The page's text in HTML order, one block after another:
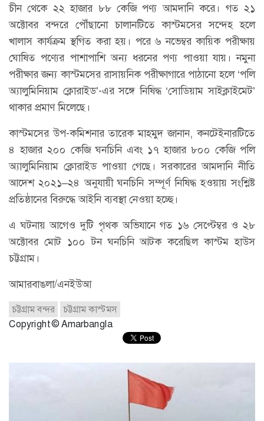
চীন থেকে ২২ হাজার ৮৮ কেজি পণ্য আমদানি করে। গত ২১
অক্টোবর বন্দরে পৌঁছানো চালানটিতে কাস্টমসের সন্দেহ হলে
খালাস কার্যক্রম স্থগিত করা হয়। পরে ৬ নভেম্বর কায়িক পরীক্ষায়
ঘোষিত পণ্যের পাশাপাশি অন্য ধরনের পণ্য পাওয়া যায়। নমুনা
পরীক্ষার জন্য কাস্টমসের রাসায়নিক পরীক্ষাগারে পাঠানো হলে ‘পলি
অ্যালুমিনিয়াম ক্লোরাইড’-এর সঙ্গে নিষিদ্ধ ‘সোডিয়াম সাইক্লাইমেট’
থাকার প্রমাণ মিলেছে।
কাস্টমসের উপ-কমিশনার তারেক মাহমুদ জানান, কনটেইনারটিতে
৪ হাজার ২০০ কেজি ঘনচিনি এবং ১৭ হাজার ৮০০ কেজি পলি
অ্যালুমিনিয়াম ক্লোরাইড পাওয়া গেছে। সরকারের আমদানি নীতি
আদেশ ২০২১–২৪ অনুযায়ী ঘনচিনি সম্পূর্ণ নিষিদ্ধ হওয়ায় সংশ্লিষ্ট
প্রতিষ্ঠানের বিরুদ্ধে আইনি ব্যবস্থা নেওয়া হচ্ছে।
এ ঘটনায় আগেও দুটি পৃথক অভিযানে গত ১৬ সেপ্টেম্বর ও ২৮
অক্টোবর মোট ১০০ টন ঘনচিনি আটক করেছিল কাস্টম হাউস
চট্টগ্রাম।
আমারবাঙলা/এনইউআ
চট্টগ্রাম বন্দর
চট্টগ্রাম কাস্টমস
Copyright © Amarbangla